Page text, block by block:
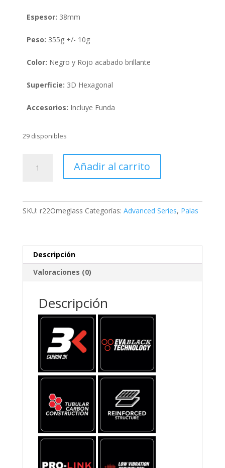
Espesor: 38mm
Peso: 355g +/- 10g
Color: Negro y Rojo acabado brillante
Superficie: 3D Hexagonal
Accesorios: Incluye Funda
29 disponibles
Omeglass
Añadir al carrito
SKU: r22Omeglass Categorías: Advanced Series, Palas
Descripción
Valoraciones (0)
Descripción